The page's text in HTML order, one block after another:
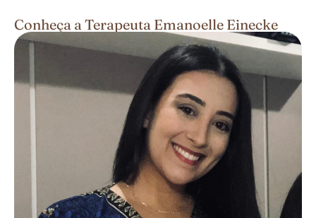
Conheça a Terapeuta Emanoelle Einecke